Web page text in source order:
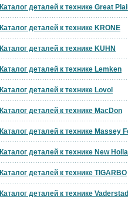
Каталог деталей к технике Great
Каталог деталей к технике KRONE
Каталог деталей к технике KUHN
Каталог деталей к технике Lemken
Каталог деталей к технике Lovol
Каталог деталей к технике MacDon
Каталог деталей к технике Massey
Каталог деталей к технике New
Каталог деталей к технике TIGARBO
Каталог деталей к технике Vaderstad